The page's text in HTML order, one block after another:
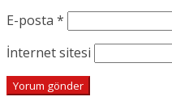
E-posta *
İnternet sitesi